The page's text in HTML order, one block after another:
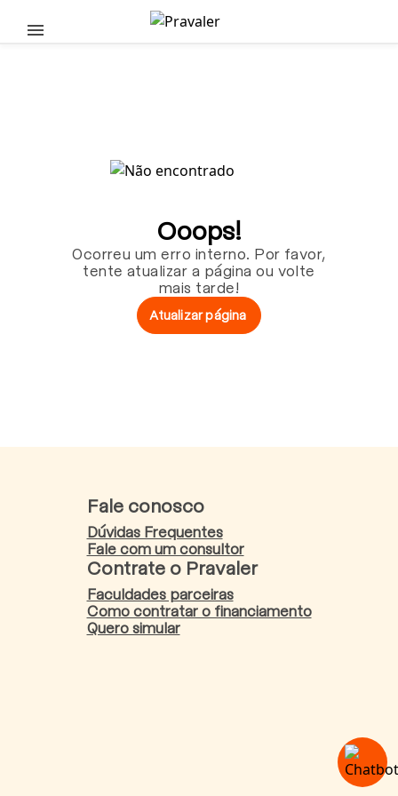
Pular para o conteúdo principal
Ooops!
Ocorreu um erro interno. Por favor,
tente atualizar a página ou volte
mais tarde!
Atualizar página
Fale conosco
Dúvidas Frequentes
Fale com um consultor
Contrate o Pravaler
Faculdades parceiras
Como contratar o financiamento
Quero simular